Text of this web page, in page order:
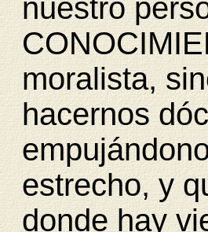
nuestro
moralista,
hacernos
estrecho, y
donde hay